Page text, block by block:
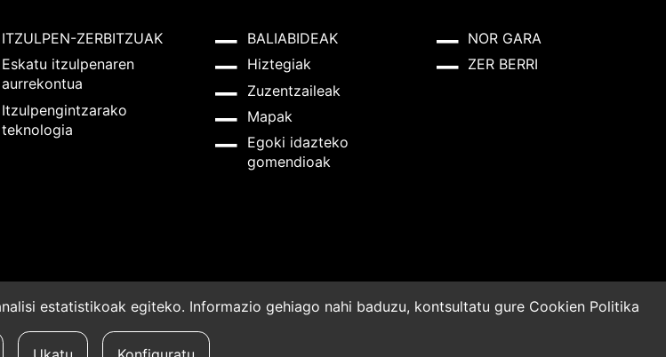
ITZULPEN-ZERBITZUAK
Eskatu itzulpenaren
aurrekontua
Itzulpengintzarako
teknologia
BALIABIDEAK
Hiztegiak
Zuzentzaileak
Mapak
Egoki idazteko
gomendioak
NOR GARA
ZER BERRI
estatistikoak egiteko. Informazio gehiago nahi baduzu, kontsultatu gure Cookien Politika